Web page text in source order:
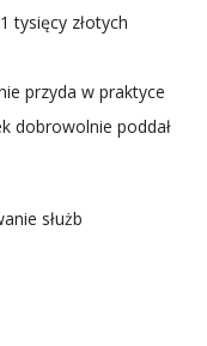
tysięcy złotych
przyda w praktyce
dobrowolnie poddał
służb